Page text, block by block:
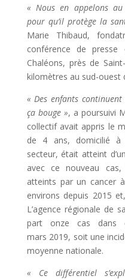
« Nous en appelons
pour qu’il protège la
Marie Thibaud,
conférence de presse
Chaléons, près de
kilomètres au sud-ouest
« Des enfants
ça bouge », a poursuivi
collectif avait appris le
de 4 ans, domicilié à
secteur, était atteint
avec ce nouveau
atteints par un cancer
environs depuis 2015
L’agence régionale de
part onze cas dans
mars 2019, soit une
moyenne nationale.
« Ce différentiel